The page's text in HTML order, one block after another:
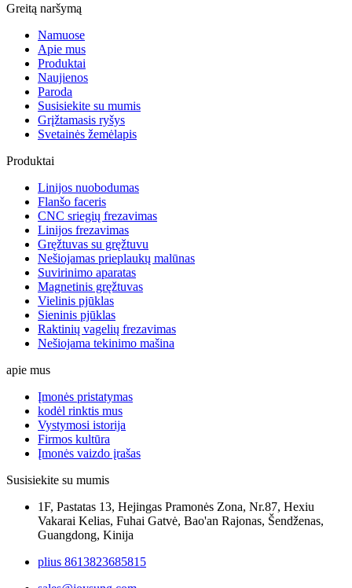
Greitą naršymą
Namuose
Apie mus
Produktai
Naujienos
Paroda
Susisiekite su mumis
Grįžtamasis ryšys
Svetainės žemėlapis
Produktai
Linijos nuobodumas
Flanšo faceris
CNC sriegių frezavimas
Linijos frezavimas
Gręžtuvas su gręžtuvu
Nešiojamas prieplaukų malūnas
Suvirinimo aparatas
Magnetinis gręžtuvas
Vielinis pjūklas
Sieninis pjūklas
Raktinių vagelių frezavimas
Nešiojama tekinimo mašina
apie mus
Įmonės pristatymas
kodėl rinktis mus
Vystymosi istorija
Firmos kultūra
Įmonės vaizdo įrašas
Susisiekite su mumis
1F, Pastatas 13, Hejingas Pramonės Zona, Nr.87, Hexiu
Vakarai Kelias, Fuhai Gatvė, Bao'an Rajonas, Šendženas,
Guangdong, Kinija
plius 8613823685815